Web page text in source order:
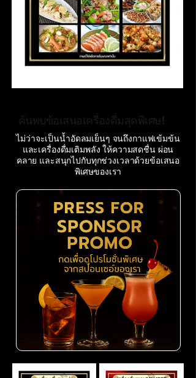
ค้นพบข้อเสนอเครื่องดื่มสุดพิเศษ!
ไม่ว่าจะเป็นน้ำอัดลมเย็นๆ จนถึงกาแฟเข้มข้น
และเครื่องดื่มเติมพลัง ให้ความสดชื่น ผ่อน
คลาย และสนุกไปกับทุกช่วงเวลาด้วยข้อเสนอ
พิเศษของเรา